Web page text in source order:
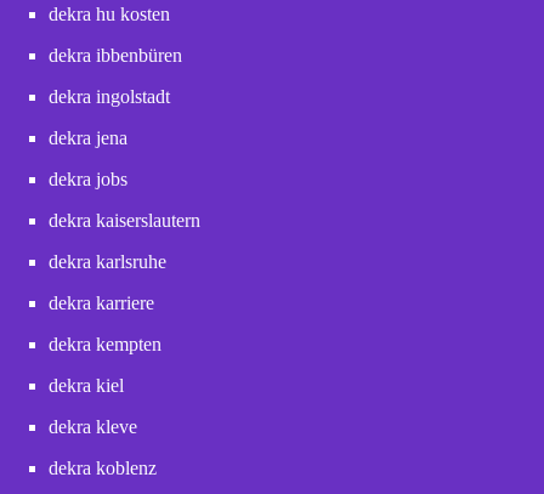
dekra hu kosten
dekra ibbenbüren
dekra ingolstadt
dekra jena
dekra jobs
dekra kaiserslautern
dekra karlsruhe
dekra karriere
dekra kempten
dekra kiel
dekra kleve
dekra koblenz